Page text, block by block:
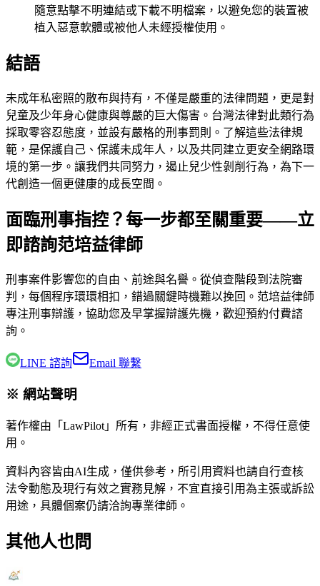
隨意點擊不明連結或下載不明檔案，以避免您的裝置被
植入惡意軟體或被他人未經授權使用。
結語
未成年私密照的散布與持有，不僅是嚴重的法律問題，更是對
兒童及少年身心健康與尊嚴的巨大傷害。台灣法律對此類行為
採取零容忍態度，並設有嚴格的刑事罰則。了解這些法律規
範，是保護自己、保護未成年人，以及共同建立更安全網路環
境的第一步。讓我們共同努力，遏止兒少性剝削行為，為下一
代創造一個更健康的成長空間。
面臨刑事指控？每一步都至關重要——立
即諮詢范培益律師
刑事案件影響您的自由、前途與名譽。從偵查階段到法院審
判，每個程序環環相扣，錯過關鍵時機難以挽回。 范培益律師
專注刑事辯護，協助您及早掌握辯護先機，歡迎預約付費諮
詢。
LINE 諮詢 Email 聯繫
※ 網站聲明
著作權由「LawPilot」所有，非經正式書面授權，不得任意使
用。
資料內容皆由AI生成，僅供參考，所引用資料也請自行查核
法令動態及現行有效之實務見解，不宜直接引用為主張或訴訟
用途，具體個案仍請洽詢專業律師。
其他人也問